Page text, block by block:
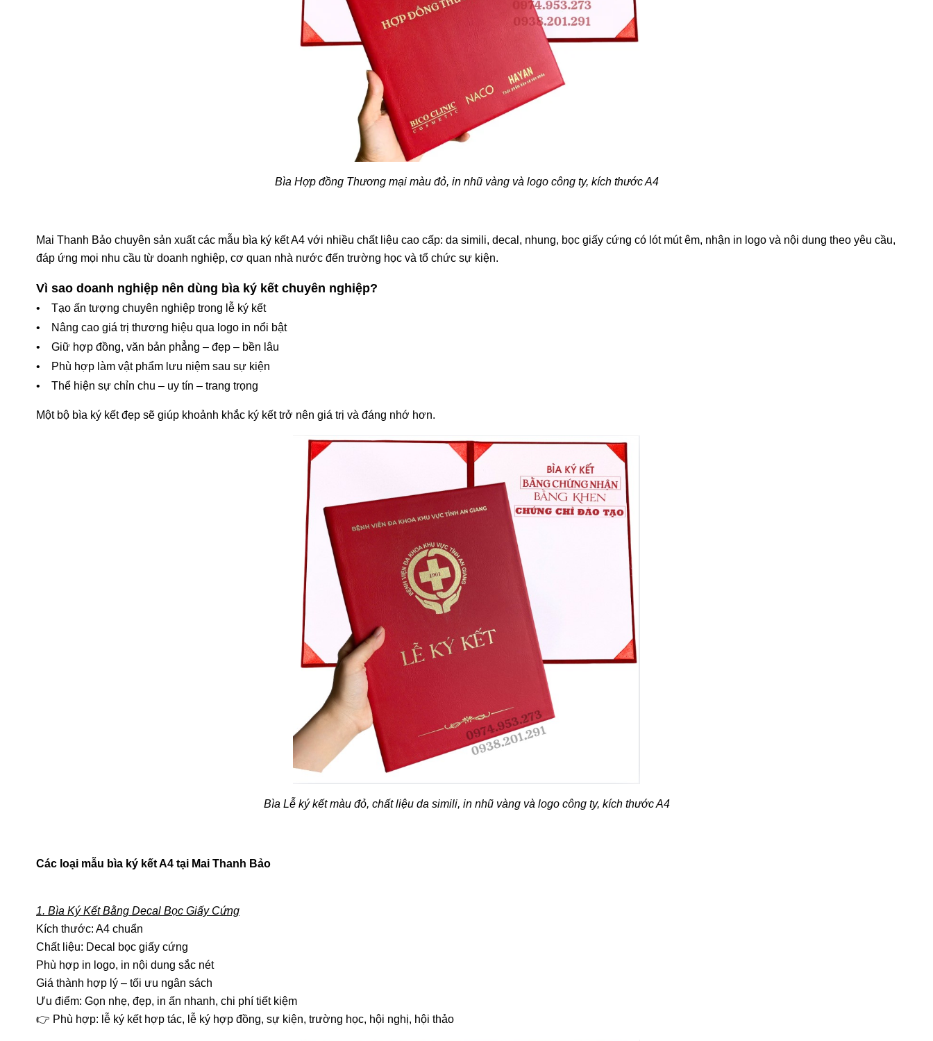
Bìa Hợp đồng Thương mại màu đỏ, in nhũ vàng và logo công ty, kích thước A4
Mai Thanh Bảo chuyên sản xuất các mẫu bìa ký kết A4 với nhiều chất liệu cao cấp: da simili, decal, nhung, bọc giấy cứng có lót mút êm, nhận in logo và nội dung theo yêu cầu,
đáp ứng mọi nhu cầu từ doanh nghiệp, cơ quan nhà nước đến trường học và tổ chức sự kiện.
Vì sao doanh nghiệp nên dùng bìa ký kết chuyên nghiệp?
• Tạo ấn tượng chuyên nghiệp trong lễ ký kết
• Nâng cao giá trị thương hiệu qua logo in nổi bật
• Giữ hợp đồng, văn bản phẳng – đẹp – bền lâu
• Phù hợp làm vật phẩm lưu niệm sau sự kiện
• Thể hiện sự chỉn chu – uy tín – trang trọng
Một bộ bìa ký kết đẹp sẽ giúp khoảnh khắc ký kết trở nên giá trị và đáng nhớ hơn.
Bìa Lễ ký kết màu đỏ, chất liệu da simili, in nhũ vàng và logo công ty, kích thước A4
Các loại mẫu bìa ký kết A4 tại Mai Thanh Bảo
1. Bìa Ký Kết Bằng Decal Bọc Giấy Cứng
Kích thước: A4 chuẩn
Chất liệu: Decal bọc giấy cứng
Phù hợp in logo, in nội dung sắc nét
Giá thành hợp lý – tối ưu ngân sách
Ưu điểm: Gọn nhẹ, đẹp, in ấn nhanh, chi phí tiết kiệm
👉 Phù hợp: lễ ký kết hợp tác, lễ ký hợp đồng, sự kiện, trường học, hội nghị, hội thảo